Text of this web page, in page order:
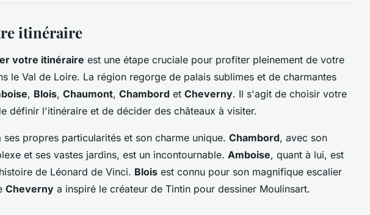
itinéraire
votre itinéraire est une étape cruciale pour profiter pleinement de votre
le Val de Loire. La région regorge de palais sublimes et de charmantes
, Blois, Chaumont, Chambord et Cheverny. Il s'agit de choisir votre
définir l'itinéraire et de décider des châteaux à visiter.
ses propres particularités et son charme unique. Chambord, avec son
et ses vastes jardins, est un incontournable. Amboise, quant à lui, est
de Léonard de Vinci. Blois est connu pour son magnifique escalier
Cheverny a inspiré le créateur de Tintin pour dessiner Moulinsart.